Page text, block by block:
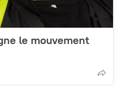
le mouvement